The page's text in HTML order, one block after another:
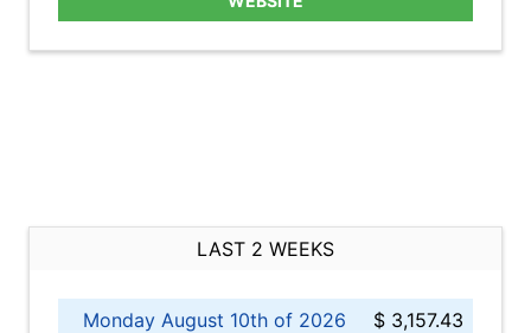
LAST 2 WEEKS
Monday August 10th of 2026
$ 3,157.43